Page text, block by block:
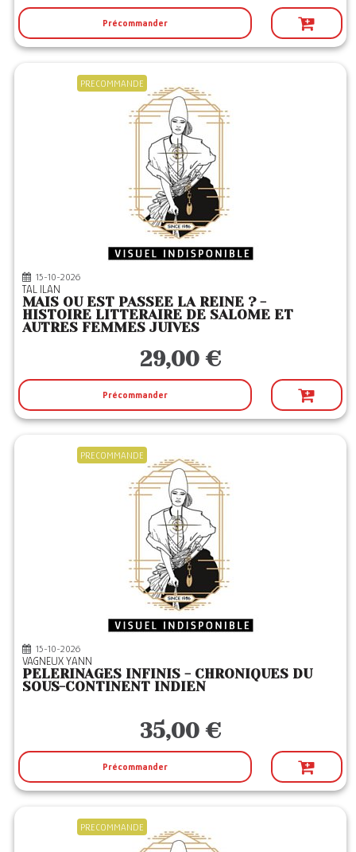
Précommander
PRECOMMANDE
15-10-2026
TAL ILAN
MAIS OU EST PASSEE LA REINE ? -
HISTOIRE LITTERAIRE DE SALOME ET
AUTRES FEMMES JUIVES
29,00 €
Précommander
PRECOMMANDE
15-10-2026
VAGNEUX YANN
PELERINAGES INFINIS - CHRONIQUES DU
SOUS-CONTINENT INDIEN
35,00 €
Précommander
PRECOMMANDE